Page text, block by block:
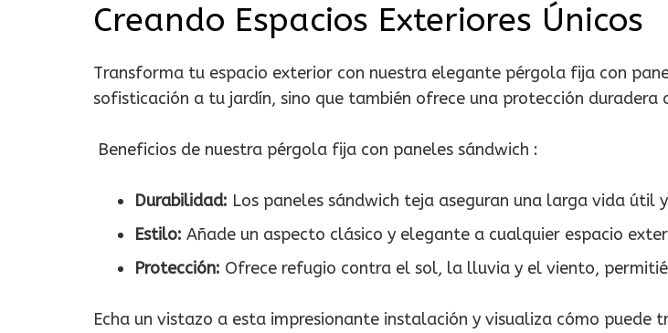
Creando Espacios Exteriores Únicos
Transforma tu espacio exterior con nuestra elegante pérgola fija con
sofisticación a tu jardín, sino que también ofrece una protección
Beneficios de nuestra pérgola fija con paneles sándwich :
Durabilidad: Los paneles sándwich teja aseguran una larga vida útil
Estilo: Añade un aspecto clásico y elegante a cualquier espacio
Protección: Ofrece refugio contra el sol, la lluvia y el viento,
Echa un vistazo a esta impresionante instalación y visualiza cómo puede